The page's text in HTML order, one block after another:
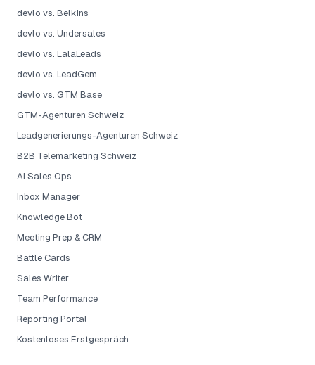
devlo vs. Belkins
devlo vs. Undersales
devlo vs. LalaLeads
devlo vs. LeadGem
devlo vs. GTM Base
GTM-Agenturen Schweiz
Leadgenerierungs-Agenturen Schweiz
B2B Telemarketing Schweiz
AI Sales Ops
Inbox Manager
Knowledge Bot
Meeting Prep & CRM
Battle Cards
Sales Writer
Team Performance
Reporting Portal
Kostenloses Erstgespräch